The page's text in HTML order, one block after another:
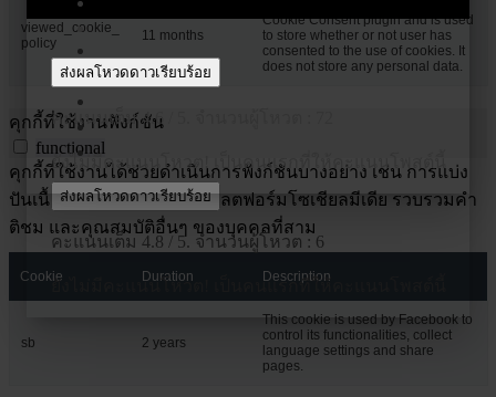
viewed_cookie_
policy
11 months
Cookie Consent plugin and is used
to store whether or not user has
consented to the use of cookies. It
does not store any personal data.
คุกกี้ที่ใช้งานฟังก์ชัน
functional
คุกกี้ที่ใช้งานได้ช่วยดำเนินการฟังก์ชันบางอย่าง เช่น การแบ่ง
ปันเนื้อหาของเว็บไซต์บนแพลตฟอร์มโซเชียลมีเดีย รวบรวมคำ
ติชม และคุณสมบัติอื่นๆ ของบุคคลที่สาม
Cookie Duration Description
sb 2 years
This cookie is used by Facebook to
control its functionalities, collect
language settings and share
pages.
ส่งผลโหวดดาวเรียบร้อย
คะแนนเต็ม 4.8 / 5. จำนวนผู้โหวต : 6
ยังไม่มีคะแนนโหวต! เป็นคนแรกที่ให้คะแนนโพสต์นี้
ส่งผลโหวดดาวเรียบร้อย
คะแนนเต็ม4.6
ยังไม่มีคะแนนโหวต! เป็นคนแรกที่ให้คะแนนโพสต์นี้